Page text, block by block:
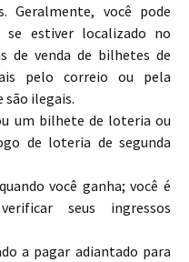
Geralmente, você pode
se estiver localizado no
de venda de bilhetes de
pelo correio ou pela
ilegais.
um bilhete de loteria ou
de loteria de segunda
você ganha; você é
seus ingressos
a pagar adiantado para